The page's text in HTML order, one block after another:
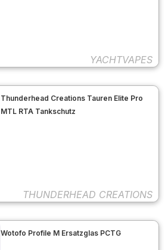
YACHTVAPES
Thunderhead Creations Tauren Elite Pro
MTL RTA Tankschutz
THUNDERHEAD CREATIONS
Wotofo Profile M Ersatzglas PCTG